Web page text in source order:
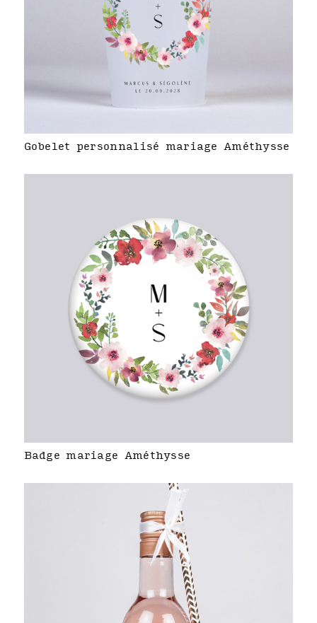
Gobelet personnalisé mariage Améthysse
Badge mariage Améthysse